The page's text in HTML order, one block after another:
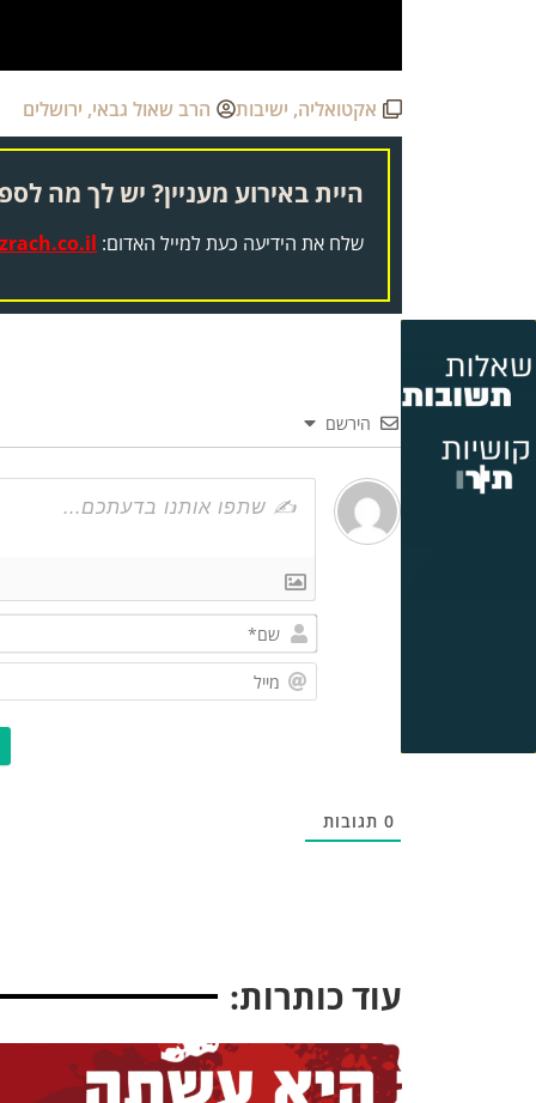
אקטואליה, ישיבות הרב שאול גבאי, ירושלים
היית באירוע מעניין? יש לך מה
שלח את הידיעה כעת למייל האדום:
הירשם
0 תגובות
עוד כותרות: